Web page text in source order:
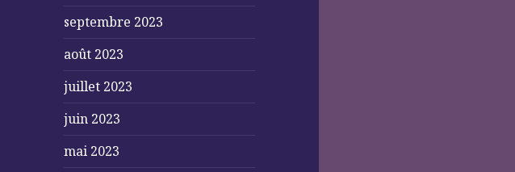
septembre 2023
août 2023
juillet 2023
juin 2023
mai 2023